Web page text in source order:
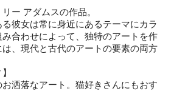
ー アダムスの作品。
彼女は常に身近にあるテーマにカラ
合わせによって、独特のアートを作
、現代と古代のアートの要素の両方
洒落なアート。猫好きさんにもおす